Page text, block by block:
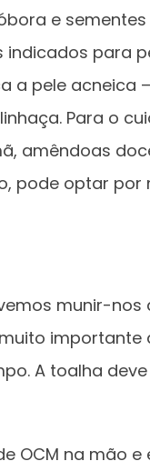
e
indicados para
a pele acneica
Para o
amêndoas
pode optar
munir-
A toalha
OCM na mão